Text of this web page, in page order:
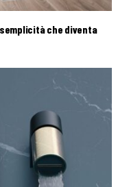
che diventa